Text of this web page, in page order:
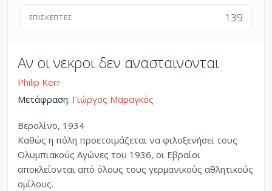
ΕΠΙΣΚΈΠΤΕΣ 139
Αν οι νεκροι δεν ανασταινονται
Philip Kerr
Μετάφραση: Γιώργος Μαραγκός
Βερολίνο, 1934
Καθώς η πόλη προετοιμάζεται να φιλοξενήσει τους
Ολυμπιακούς Αγώνες του 1936, οι Εβραίοι
αποκλείονται από όλους τους γερμανικούς αθλητικούς
ομίλους.